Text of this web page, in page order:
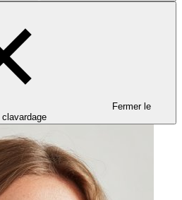
Fermer le
clavardage